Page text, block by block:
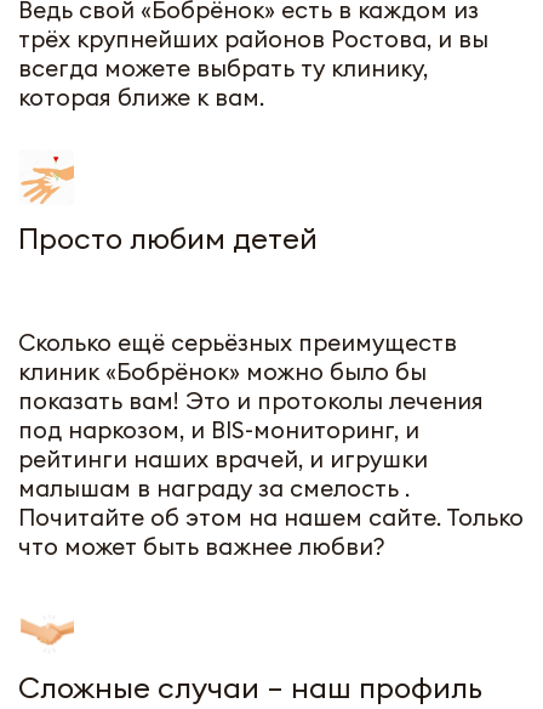
Ведь свой «Бобрёнок» есть в каждом из
трёх крупнейших районов Ростова, и вы
всегда можете выбрать ту клинику,
которая ближе к вам.
Просто любим детей
Сколько ещё серьёзных преимуществ
клиник «Бобрёнок» можно было бы
показать вам! Это и протоколы лечения
под наркозом, и BIS-мониторинг, и
рейтинги наших врачей, и игрушки
малышам в награду за смелость .
Почитайте об этом на нашем сайте. Только
что может быть важнее любви?
Сложные случаи – наш профиль